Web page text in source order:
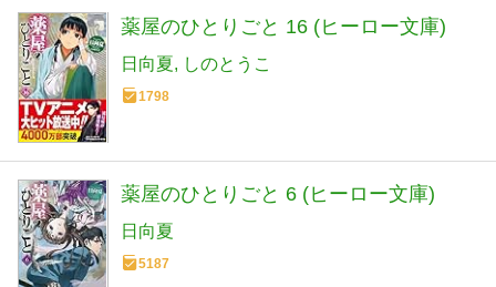
薬屋のひとりごと 16 (ヒーロー文庫)
日向夏 しのとうこ
1798
薬屋のひとりごと 6 (ヒーロー文庫)
日向夏
5187